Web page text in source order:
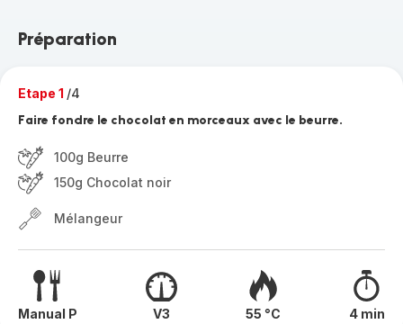
Préparation
Etape 1 /4
Faire fondre le chocolat en morceaux avec le beurre.
100g Beurre
150g Chocolat noir
Mélangeur
Manual P V3 55 °C 4 min